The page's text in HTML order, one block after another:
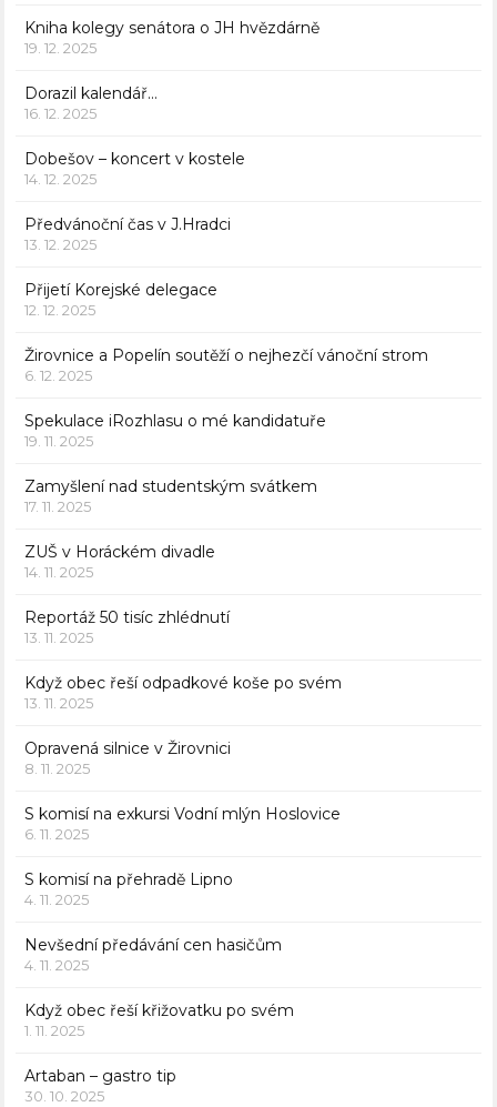
Kniha kolegy senátora o JH hvězdárně
19. 12. 2025
Dorazil kalendář…
16. 12. 2025
Dobešov – koncert v kostele
14. 12. 2025
Předvánoční čas v J.Hradci
13. 12. 2025
Přijetí Korejské delegace
12. 12. 2025
Žirovnice a Popelín soutěží o nejhezčí vánoční strom
6. 12. 2025
Spekulace iRozhlasu o mé kandidatuře
19. 11. 2025
Zamyšlení nad studentským svátkem
17. 11. 2025
ZUŠ v Horáckém divadle
14. 11. 2025
Reportáž 50 tisíc zhlédnutí
13. 11. 2025
Když obec řeší odpadkové koše po svém
13. 11. 2025
Opravená silnice v Žirovnici
8. 11. 2025
S komisí na exkursi Vodní mlýn Hoslovice
6. 11. 2025
S komisí na přehradě Lipno
4. 11. 2025
Nevšední předávání cen hasičům
4. 11. 2025
Když obec řeší křižovatku po svém
1. 11. 2025
Artaban – gastro tip
30. 10. 2025